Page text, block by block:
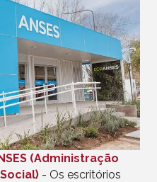
(Administração
- Os escritórios